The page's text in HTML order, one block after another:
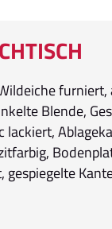
Blende,
lackiert,
gespiegelte